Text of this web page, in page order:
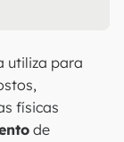
utiliza para
físicas
de